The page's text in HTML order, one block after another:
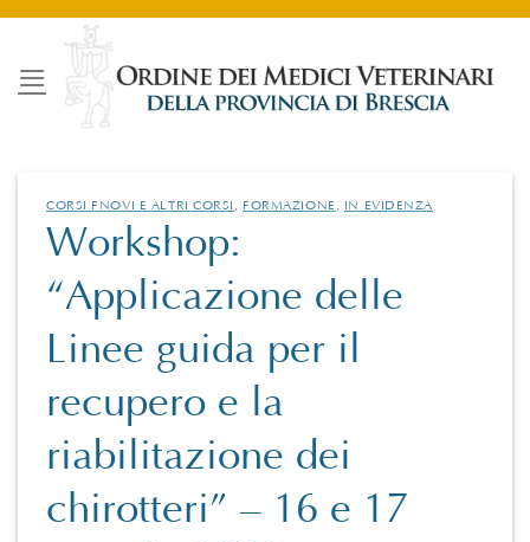
Salta
contenuti
CORSI FNOVI E ALTRI CORSI , FORMAZIONE , IN EVIDENZA
Workshop:
“Applicazione delle
Linee guida per il
recupero e la
riabilitazione dei
chirotteri” – 16 e 17